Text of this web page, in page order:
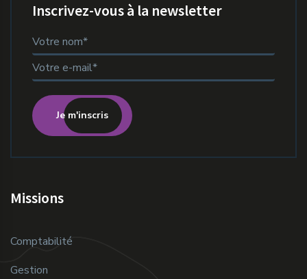
Inscrivez-vous à la newsletter
Je m'inscris
Missions
Comptabilité
Gestion